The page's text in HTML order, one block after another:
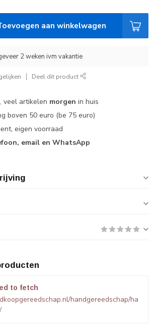
aan winkelwagen
2 weken ivm vakantie
Deel dit product
veel artikelen morgen in huis
boven 50 euro (be 75 euro)
eigen voorraad
email en WhatsApp
to fetch
handgereedschap/ha